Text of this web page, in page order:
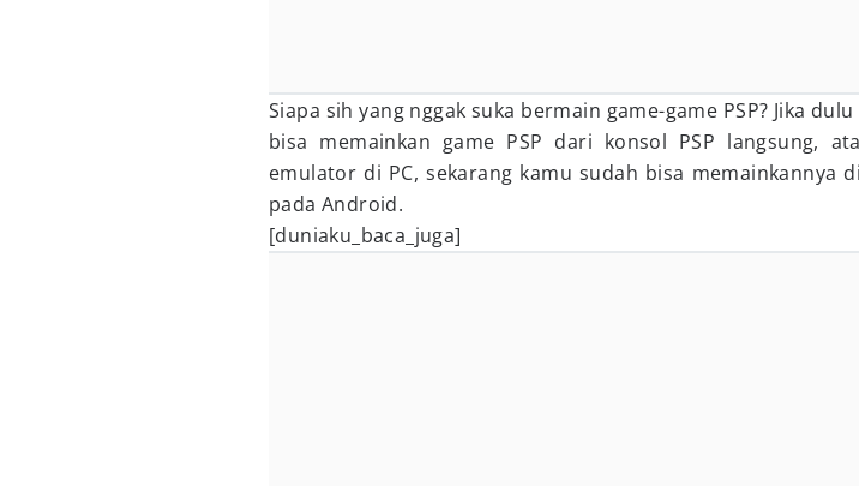
Siapa sih yang nggak suka bermain game-game PSP? Jika
bisa memainkan game PSP dari konsol PSP langsung,
emulator di PC, sekarang kamu sudah bisa memainkannya
pada Android.
[duniaku_baca_juga]